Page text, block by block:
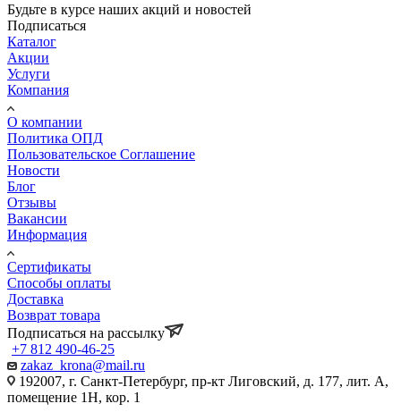
Будьте в курсе наших акций и новостей
Подписаться
Каталог
Акции
Услуги
Компания
О компании
Политика ОПД
Пользовательское Соглашение
Новости
Блог
Отзывы
Вакансии
Информация
Сертификаты
Способы оплаты
Доставка
Возврат товара
Подписаться на рассылку
+7 812 490-46-25
zakaz_krona@mail.ru
192007, г. Санкт-Петербург, пр-кт Лиговский, д. 177, лит. А,
помещение 1Н, кор. 1